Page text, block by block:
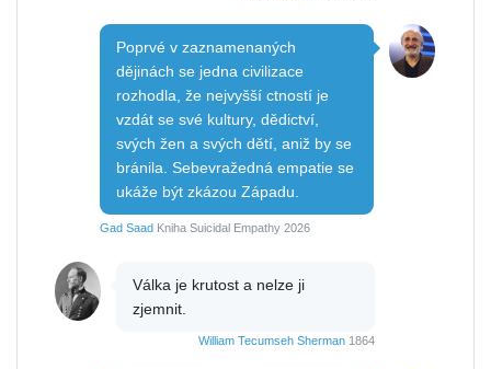
Poprvé v zaznamenaných
dějinách se jedna civilizace
rozhodla, že nejvyšší ctností je
vzdát se své kultury, dědictví,
svých žen a svých dětí, aniž by se
bránila. Sebevražedná empatie se
ukáže být zkázou Západu.
Gad Saad Kniha Suicidal Empathy 2026
Válka je krutost a nelze ji
zjemnit.
William Tecumseh Sherman 1864